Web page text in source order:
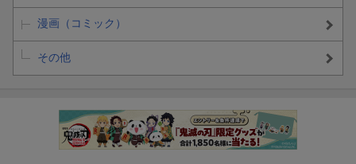
漫画（コミック）
その他